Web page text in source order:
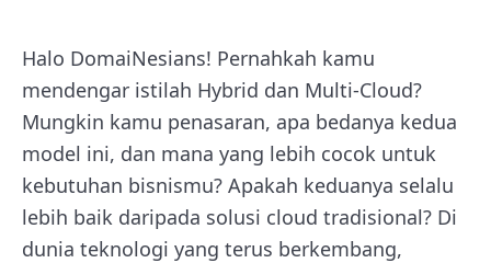
Halo DomaiNesians! Pernahkah kamu
mendengar istilah Hybrid dan Multi-Cloud?
Mungkin kamu penasaran, apa bedanya kedua
model ini, dan mana yang lebih cocok untuk
kebutuhan bisnismu? Apakah keduanya selalu
lebih baik daripada solusi cloud tradisional? Di
dunia teknologi yang terus berkembang,